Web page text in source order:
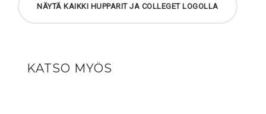
NÄYTÄ KAIKKI HUPPARIT JA COLLEGET LOGOLLA
KATSO MYÖS